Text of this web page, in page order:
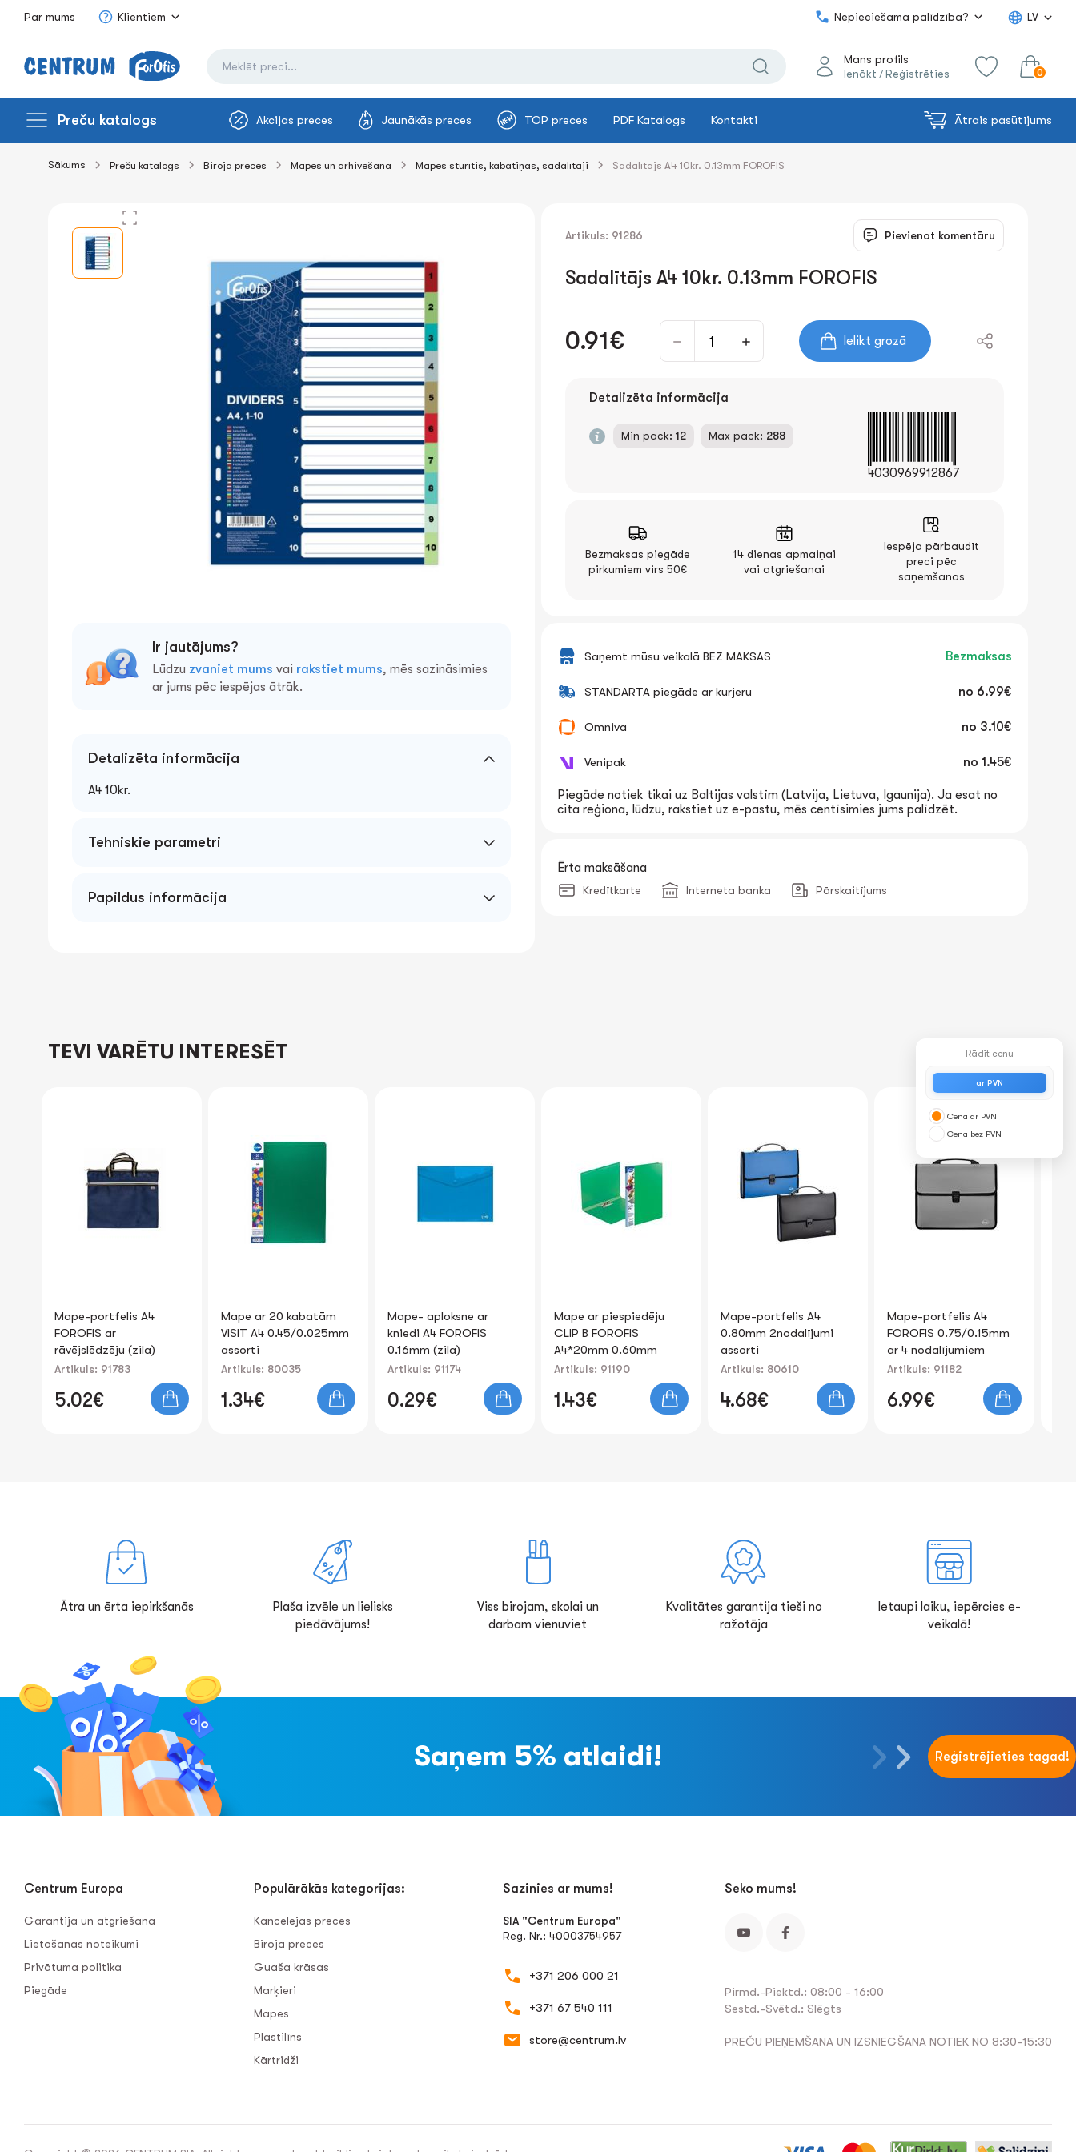
Par mums Klientiem Nepieciešama palīdzība? LV
Mans profils
Ienākt / Reģistrēties 0
Preču katalogs Akcijas preces Jaunākās preces TOP preces PDF Katalogs Kontakti Ātrais pasūtījums
Sākums Preču katalogs Biroja preces Mapes un arhivēšana Mapes stūrītis, kabatiņas, sadalītāji Sadalītājs A4 10kr. 0.13mm FOROFIS
Ir jautājums?
Lūdzu zvaniet mums vai rakstiet mums, mēs sazināsimies
ar jums pēc iespējas ātrāk.
Detalizēta informācija
A4 10kr.
Tehniskie parametri
Papildus informācija
Artikuls: 91286 Pievienot komentāru
Sadalītājs A4 10kr. 0.13mm FOROFIS
0.91€ Ielikt grozā
Detalizēta informācija
Min pack: 12 Max pack: 288
4030969912867
Bezmaksas piegāde
pirkumiem virs 50€
14 dienas apmaiņai
vai atgriešanai
Iespēja pārbaudīt
preci pēc
saņemšanas
Saņemt mūsu veikalā BEZ MAKSAS Bezmaksas
STANDARTA piegāde ar kurjeru no 6.99€
Omniva no 3.10€
Venipak no 1.45€
Piegāde notiek tikai uz Baltijas valstīm (Latvija, Lietuva, Igaunija). Ja esat no
cita reģiona, lūdzu, rakstiet uz e-pastu, mēs centīsimies jums palīdzēt.
Ērta maksāšana
Kredītkarte Interneta banka Pārskaitījums
TEVI VARĒTU INTERESĒT
Mape ar 20 kabatām
VISIT A4 0.45/0.025mm
assorti
Artikuls: 80035
1.34€
Mape- aploksne ar
kniedi A4 FOROFIS
0.16mm (zila)
Artikuls: 91174
0.29€
Mape ar piespiedēju
CLIP B FOROFIS
A4*20mm 0.60mm
(zaļa)
Artikuls: 91190
1.43€
Mape-portfelis A4
0.80mm 2nodalījumi
assorti
Artikuls: 80610
4.68€
Mape-portfelis A4
FOROFIS 0.75/0.15mm
ar 4 nodalījumiem
(sudraba)
Artikuls: 91182
6.99€
Mape-portfelis A4
FOROFIS ar
rāvējslēdzēju (pelēka)
Artikuls: 91782
14.29€
Rādīt cenu
ar PVN
Cena ar PVN
Cena bez PVN
Ātra un ērta iepirkšanās
Plaša izvēle un lielisks
piedāvājums!
Viss birojam, skolai un
darbam vienuviet
Kvalitātes garantija tieši no
ražotāja
Ietaupi laiku, iepērcies e-
veikalā!
Saņem 5% atlaidi! Reģistrējieties tagad!
Centrum Europa
Garantija un atgriešana
Lietošanas noteikumi
Privātuma politika
Piegāde
Populārākās kategorijas:
Kancelejas preces
Biroja preces
Guaša krāsas
Marķieri
Mapes
Plastilīns
Kārtridži
Sazinies ar mums!
SIA "Centrum Europa"
Reģ. Nr.: 40003754957
+371 206 000 21
+371 67 540 111
store@centrum.lv
Seko mums!
Pirmd.-Piektd.: 08:00 - 16:00
Sestd.-Svētd.: Slēgts
PREČU PIEŅEMŠANA UN IZSNIEGŠANA NOTIEK NO 8:30-15:30